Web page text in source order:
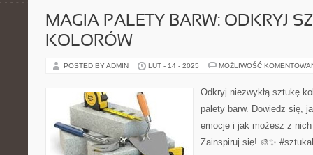
MAGIA PALETY BARW: ODKRYJ
KOLORÓW
POSTED BY ADMIN LUT - 14 - 2025 MOŻLIWOŚĆ
Odkryj niezwykłą sztukę
palety barw. Dowiedz się,
emocje i jak możesz z
Zainspiruj się! 🎨✨